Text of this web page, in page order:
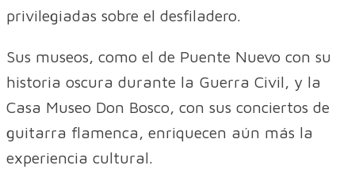
privilegiadas sobre el desfiladero.
Sus museos, como el de Puente Nuevo con su
historia oscura durante la Guerra Civil, y la
Casa Museo Don Bosco, con sus conciertos de
guitarra flamenca, enriquecen aún más la
experiencia cultural.